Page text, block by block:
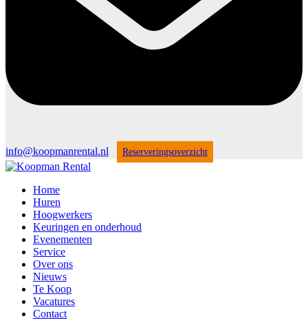
info@koopmanrental.nl Reserveringsoverzicht
Home
Huren
Hoogwerkers
Keuringen en onderhoud
Evenementen
Service
Over ons
Nieuws
Te Koop
Vacatures
Contact